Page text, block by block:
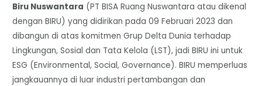
Biru Nuswantara (PT BISA Ruang Nuswantara atau dikenal
dengan BIRU) yang didirikan pada 09 Februari 2023 dan
dibangun di atas komitmen Grup Delta Dunia terhadap
Lingkungan, Sosial dan Tata Kelola (LST), jadi BIRU ini untuk
ESG (Environmental, Social, Governance). BIRU memperluas
jangkauannya di luar industri pertambangan dan